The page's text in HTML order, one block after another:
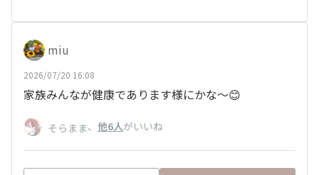
miu
2026/07/20 16:08
家族みんなが健康であります様にかな〜😊
そらまま、 他6人がいいね